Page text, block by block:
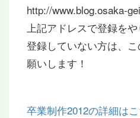
http://www.blog.osaka-
上記アドレスで登録をや
登録していない方は、
願いします！
卒業制作2012の詳細は